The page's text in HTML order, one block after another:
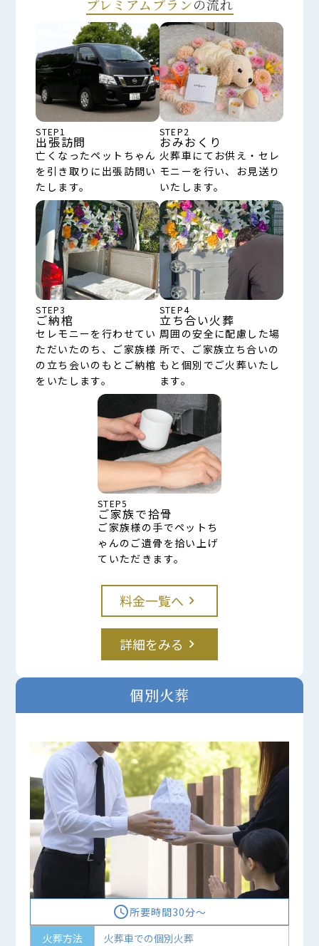
プレミアムプランの流れ
STEP1
出張訪問
亡くなったペットちゃん
を引き取りに出張訪問い
たします。
STEP2
おみおくり
火葬車にてお供え・セレ
モニーを行い、お見送り
いたします。
STEP3
ご納棺
セレモニーを行わせてい
ただいたのち、ご家族様
の立ち会いのもとご納棺
をいたします。
STEP4
立ち合い火葬
周囲の安全に配慮した場
所で、ご家族立ち合いの
もと個別でご火葬いたし
ます。
STEP5
ご家族で拾骨
ご家族様の手でペットち
ゃんのご遺骨を拾い上げ
ていただきます。
料金一覧へ keyboard_arrow_right
詳細をみる keyboard_arrow_right
個別火葬
access_time所要時間30分〜
火葬方法
火葬車での個別火葬